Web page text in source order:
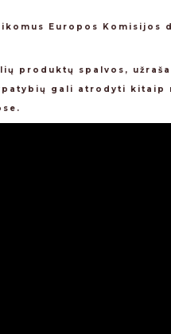
Europos Komisijos
produktų spalvos,
gali atrodyti kitaip